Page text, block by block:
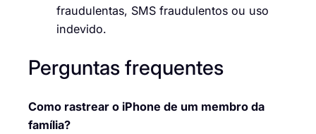
fraudulentas, SMS fraudulentos ou uso
indevido.
Perguntas frequentes
Como rastrear o iPhone de um membro da
família?